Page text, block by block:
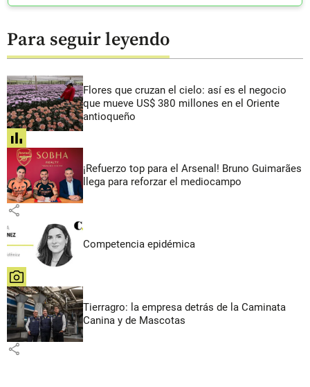
Para seguir leyendo
Flores que cruzan el cielo: así es el negocio
que mueve US$ 380 millones en el Oriente
antioqueño
share
¡Refuerzo top para el Arsenal! Bruno Guimarães
llega para reforzar el mediocampo
share
Competencia epidémica
share
Tierragro: la empresa detrás de la Caminata
Canina y de Mascotas
share